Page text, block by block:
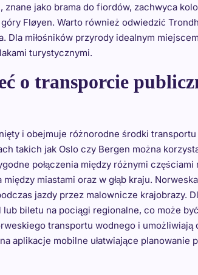
znane jako brama do fiordów, zachwyca
Fløyen. Warto również odwiedzić
Dla miłośników przyrody idealnym
turystycznymi.
o transporcie
i obejmuje różnorodne środki transportu
takich jak Oslo czy Bergen można
połączenia między różnymi częściami
miastami oraz w głąb kraju.
jazdy przez malownicze krajobrazy.
biletu na pociągi regionalne, co może
transportu wodnego i umożliwiają
aplikacje mobilne ułatwiające planowanie